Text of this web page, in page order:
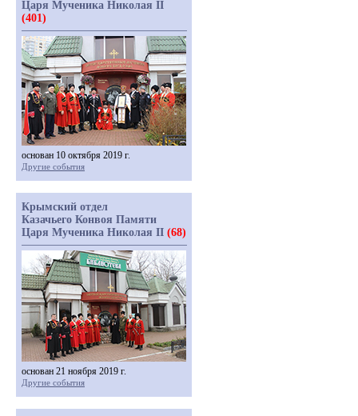
Царя Мученика Николая II
(401)
основан 10 октября 2019 г.
Другие события
Крымский отдел
Казачьего Конвоя Памяти
Царя Мученика Николая II (68)
основан 21 ноября 2019 г.
Другие события